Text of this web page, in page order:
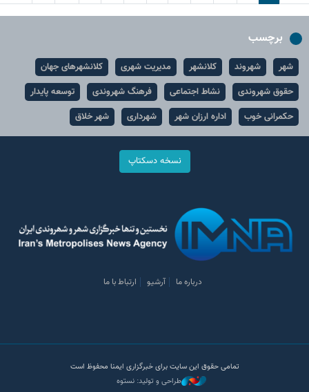
برچسب
شهر شهروند کلانشهر مدیریت شهری
کلانشهرهای جهان
حقوق شهروندی
نشاط اجتماعی فرهنگ شهروندی
توسعه پایدار
حکمرانی خوب
اداره ارزان شهر شهرداری شهر خلاق
نسخه دسکتاپ
درباره ما آرشیو ارتباط با ما
تمامی حقوق این سایت برای خبرگزاری ایمنا محفوظ است
طراحی و تولید: نستوه